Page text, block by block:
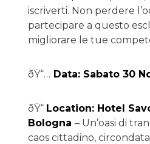
iscriverti. Non perdere
partecipare a questo
migliorare le tue
ðŸ“… Data: Sabato 30
ðŸ“ Location: Hotel
Bologna – Un’oasi di
caos cittadino,